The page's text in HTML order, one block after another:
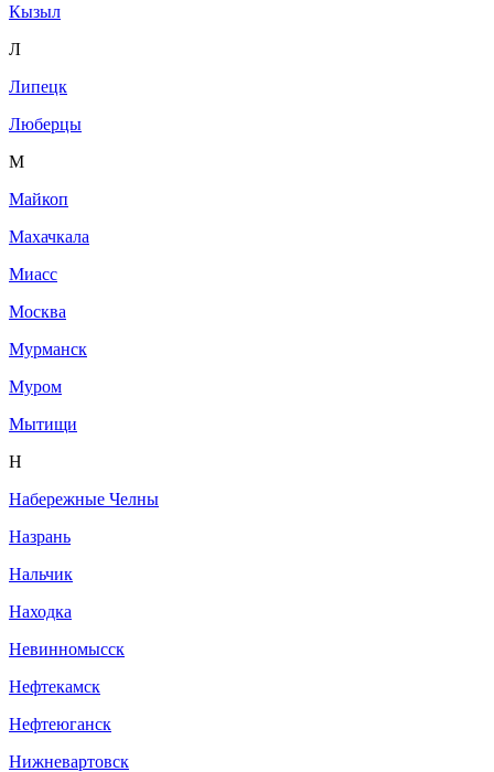
Кызыл
Л
Липецк
Люберцы
М
Майкоп
Махачкала
Миасс
Москва
Мурманск
Муром
Мытищи
Н
Набережные Челны
Назрань
Нальчик
Находка
Невинномысск
Нефтекамск
Нефтеюганск
Нижневартовск